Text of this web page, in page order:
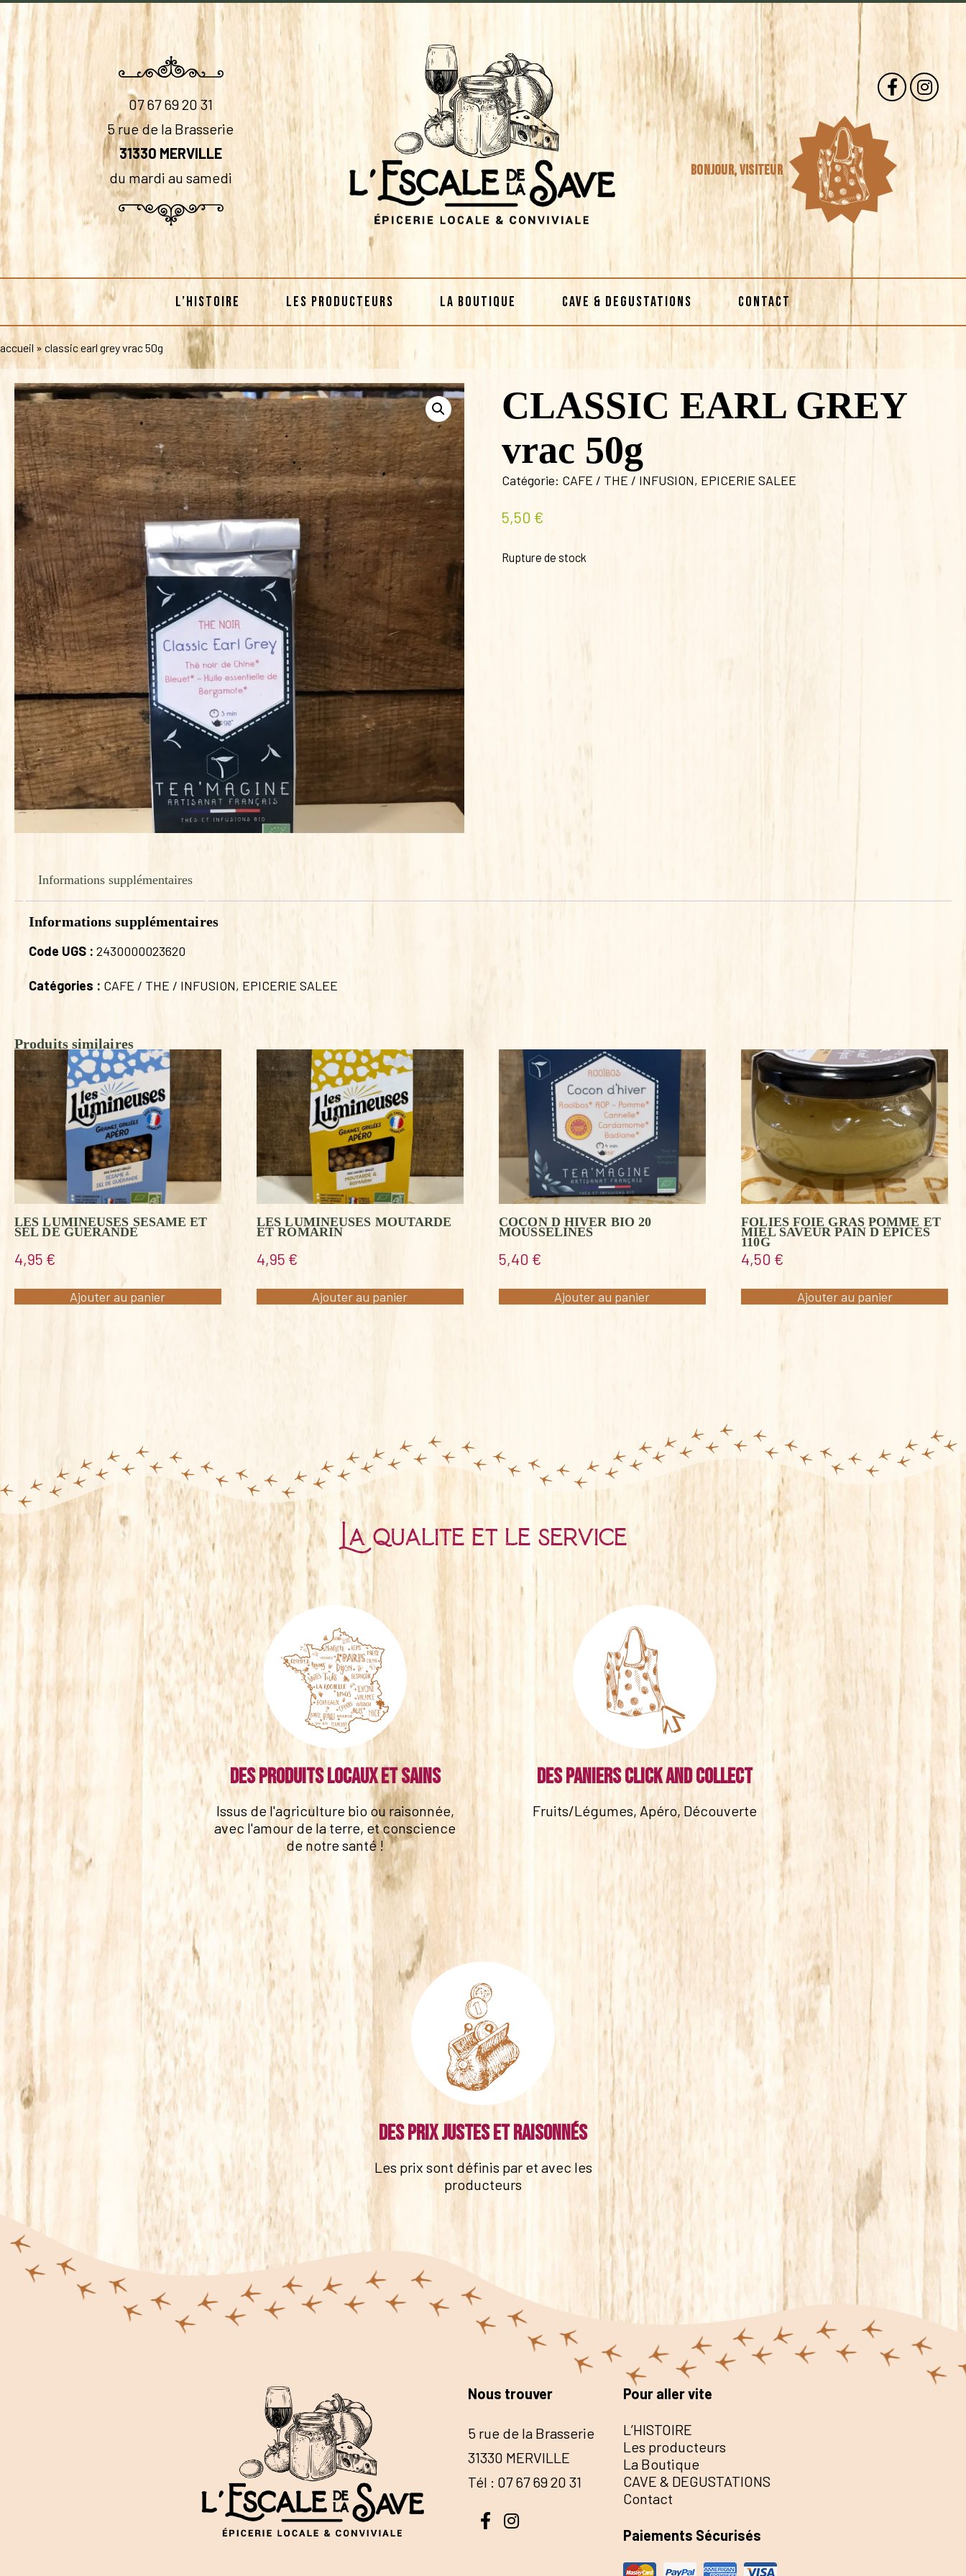
07 67 69 20 31
5 rue de la Brasserie
31330 MERVILLE
du mardi au samedi
Bonjour,visiteur
L’HISTOIRE LES PRODUCTEURS LA BOUTIQUE CAVE & DEGUSTATIONS CONTACT
accueil »classic earl grey vrac 50g
CLASSIC EARL GREY
vrac 50g
Catégorie: CAFE / THE / INFUSION, EPICERIE SALEE
5,50 €
Rupture de stock
Informations supplémentaires
Informations supplémentaires
Code UGS : 2430000023620
Catégories : CAFE / THE / INFUSION, EPICERIE SALEE
Produits similaires
LES LUMINEUSES SESAME ET
SEL DE GUERANDE
4,95 €
Ajouter au panier
LES LUMINEUSES MOUTARDE
ET ROMARIN
4,95 €
Ajouter au panier
COCON D HIVER BIO 20
MOUSSELINES
5,40 €
Ajouter au panier
FOLIES FOIE GRAS POMME ET
MIEL SAVEUR PAIN D EPICES
110G
4,50 €
Ajouter au panier
La qualité et le service
Des produits locaux et sains
Issus de l'agriculture bio ou raisonnée,
avec l'amour de la terre, et conscience
de notre santé !
Des paniers click and collect
Fruits/Légumes, Apéro, Découverte
Des prix justes et raisonnés
Les prix sont définis par et avec les
producteurs
Nous trouver
5 rue de la Brasserie
31330 MERVILLE
Tél : 07 67 69 20 31
Pour aller vite
L’HISTOIRE
Les producteurs
La Boutique
CAVE & DEGUSTATIONS
Contact
Paiements Sécurisés